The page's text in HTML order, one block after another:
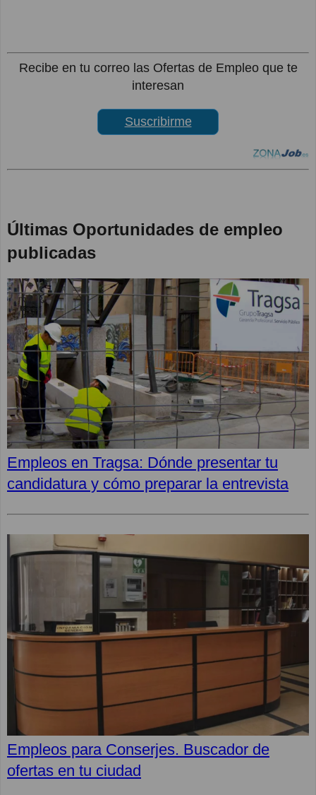
Recibe en tu correo las Ofertas de Empleo que te
interesan
Suscribirme
Últimas Oportunidades de empleo
publicadas
Empleos en Tragsa: Dónde presentar tu
candidatura y cómo preparar la entrevista
Empleos para Conserjes. Buscador de
ofertas en tu ciudad